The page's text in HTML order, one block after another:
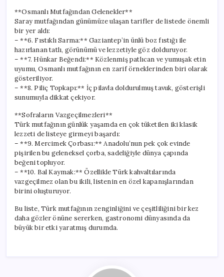
**Osmanlı Mutfağından Gelenekler**
Saray mutfağından günümüze ulaşan tarifler de listede önemli
bir yer aldı:
– **6. Fıstıklı Sarma:** Gaziantep’in ünlü boz fıstığı ile
hazırlanan tatlı, görünümü ve lezzetiyle göz dolduruyor.
– **7. Hünkar Beğendi:** Közlenmiş patlıcan ve yumuşak etin
uyumu, Osmanlı mutfağının en zarif örneklerinden biri olarak
gösteriliyor.
– **8. Piliç Topkapı:** İç pilavla doldurulmuş tavuk, gösterişli
sunumuyla dikkat çekiyor.
**Sofraların Vazgeçilmezleri**
Türk mutfağının günlük yaşamda en çok tüketilen iki klasik
lezzeti de listeye girmeyi başardı:
– **9. Mercimek Çorbası:** Anadolu’nun pek çok evinde
pişirilen bu geleneksel çorba, sadeliğiyle dünya çapında
beğeni topluyor.
– **10. Bal Kaymak:** Özellikle Türk kahvaltılarında
vazgeçilmez olan bu ikili, listenin en özel kapanışlarından
birini oluşturuyor.
Bu liste, Türk mutfağının zenginliğini ve çeşitliliğini bir kez
daha gözler önüne sererken, gastronomi dünyasında da
büyük bir etki yaratmış durumda.